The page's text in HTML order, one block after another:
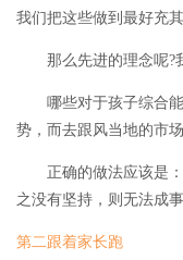
我们把这些做到最好充
那么先进的理念呢?我
哪些对于孩子综合能
势，而去跟风当地的市
正确的做法应该是：
之没有坚持，则无法成
第二跟着家长跑